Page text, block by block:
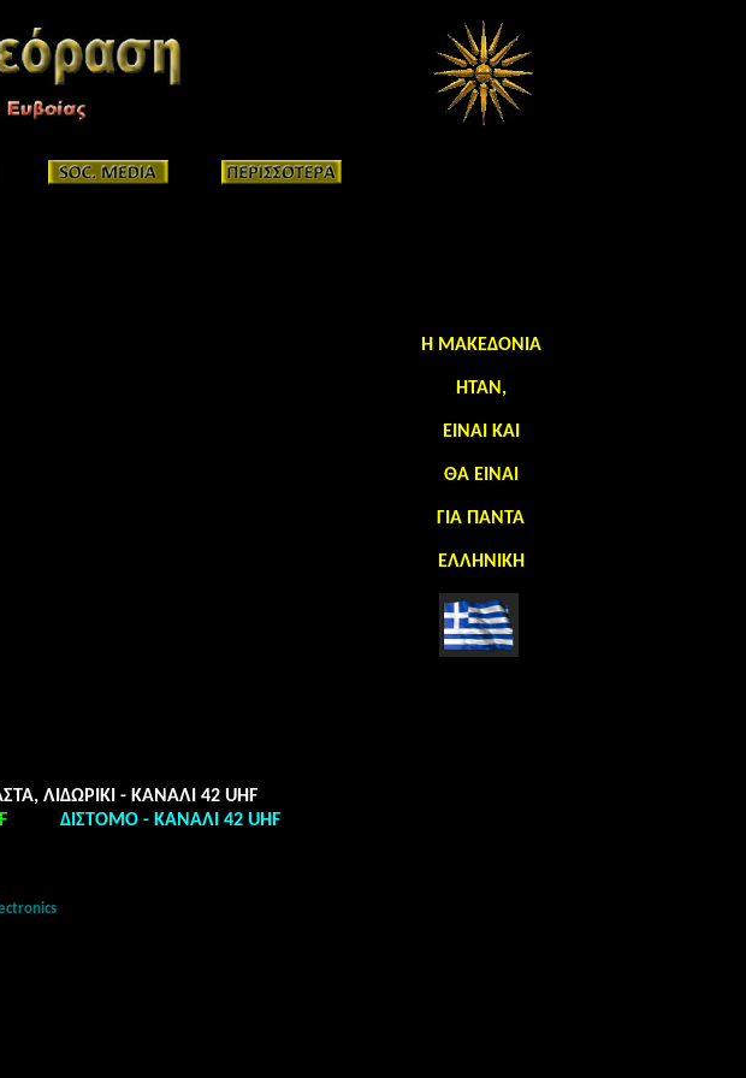
ΛΙΔΩΡΙΚΙ - ΚΑΝΑΛΙ 42 UHF
ΔΙΣΤΟΜΟ - ΚΑΝΑΛΙ 42 UHF
Η ΜΑΚΕΔΟΝΙΑ
ΗΤΑΝ,
ΕΙΝΑΙ ΚΑΙ
ΘΑ ΕΙΝΑΙ
ΓΙΑ ΠΑΝΤΑ
ΕΛΛΗΝΙΚΗ